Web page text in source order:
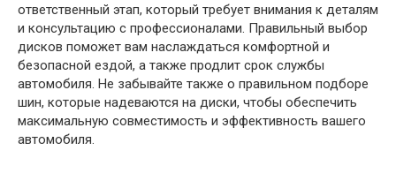
ответственный этап, который требует внимания к деталям
и консультацию с профессионалами. Правильный выбор
дисков поможет вам наслаждаться комфортной и
безопасной ездой, а также продлит срок службы
автомобиля. Не забывайте также о правильном подборе
шин, которые надеваются на диски, чтобы обеспечить
максимальную совместимость и эффективность вашего
автомобиля.